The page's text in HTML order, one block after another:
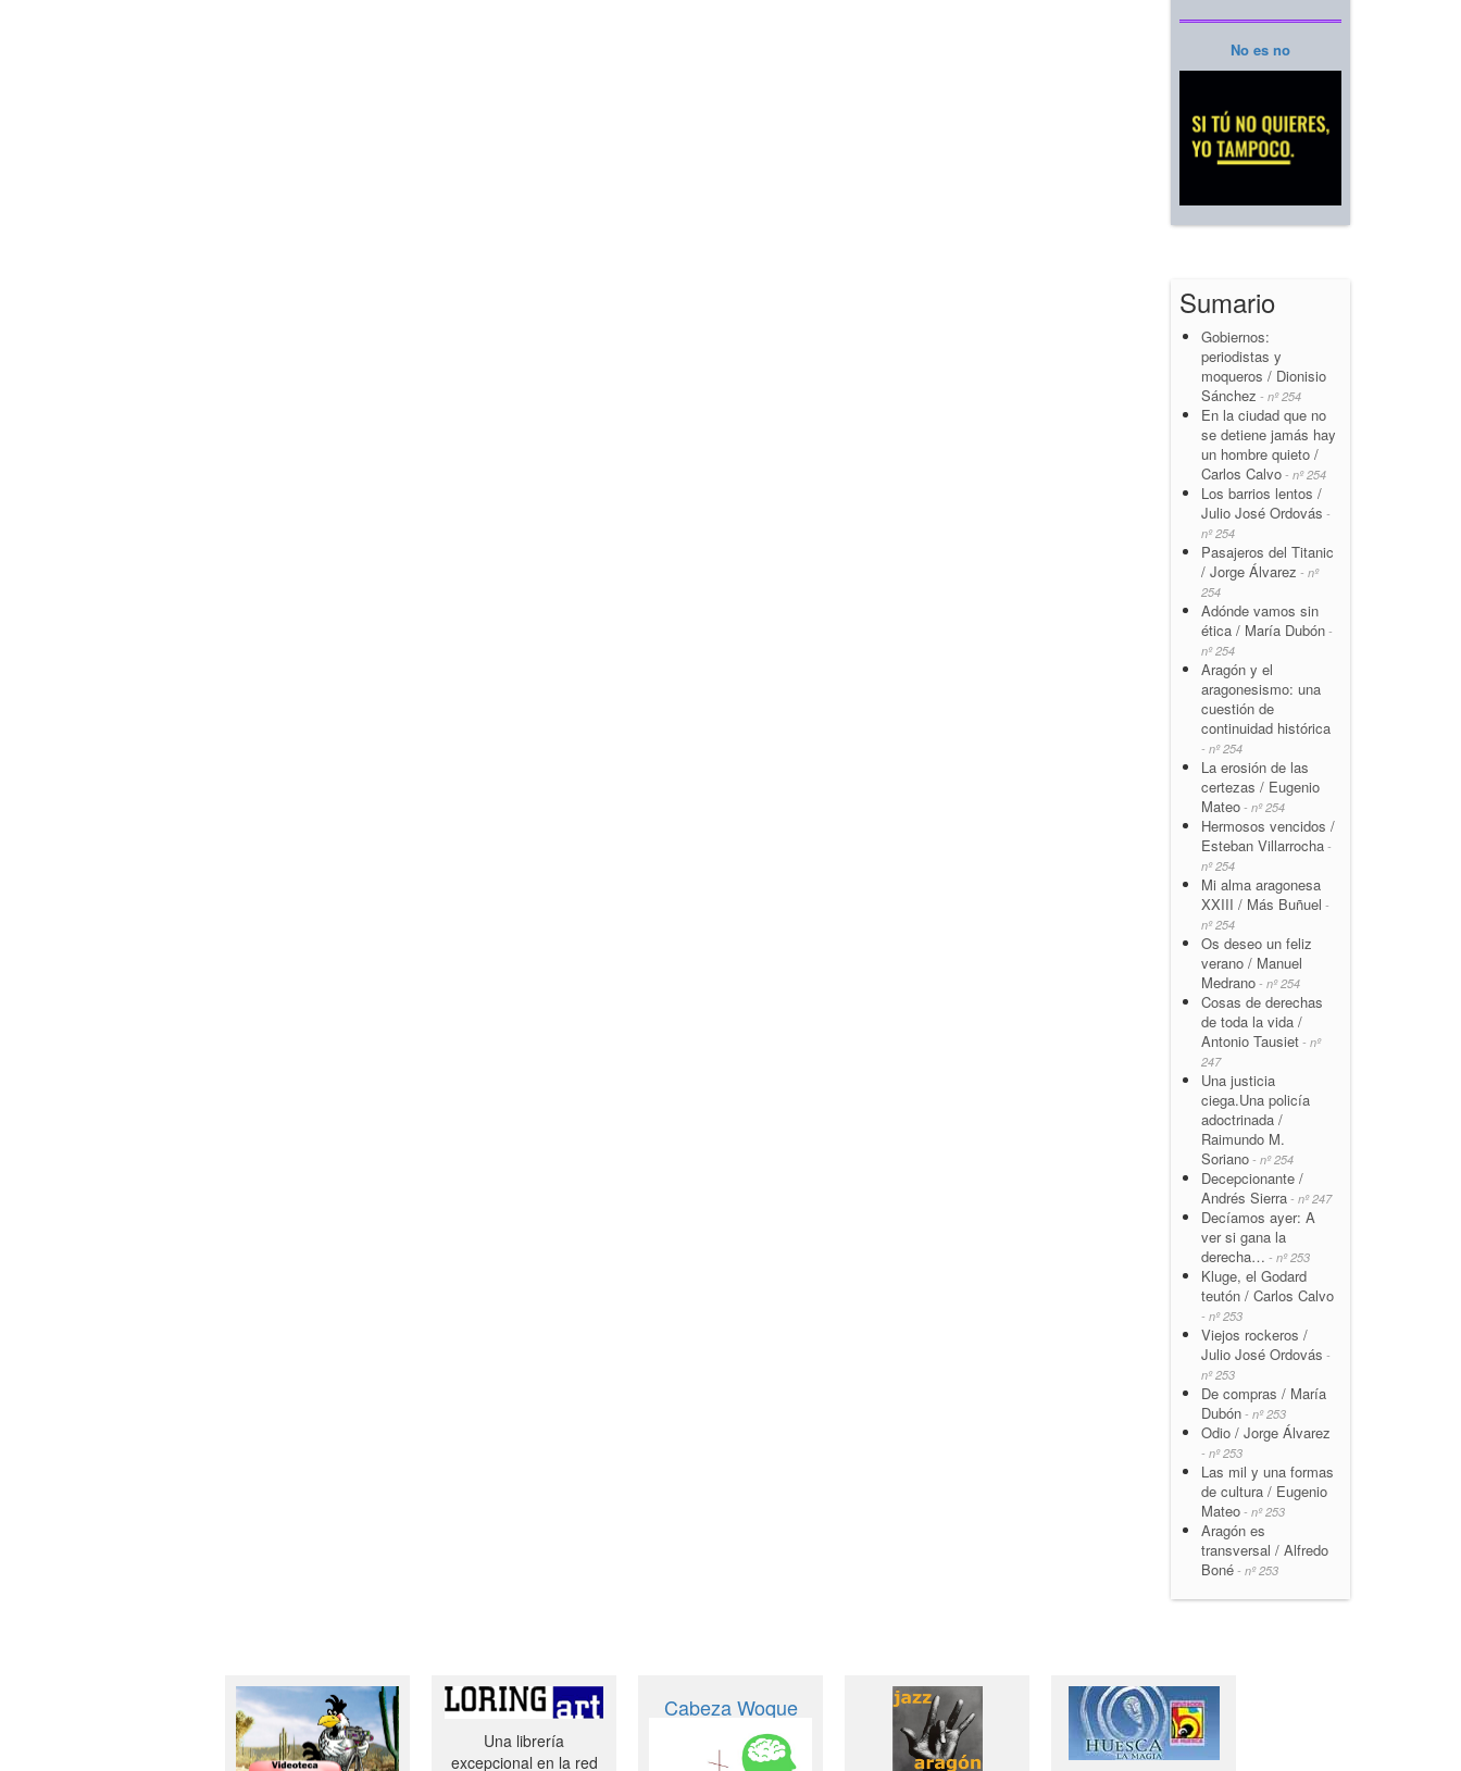
No es no
Sumario
Gobiernos:
periodistas y
moqueros / Dionisio
Sánchez - nº 254
En la ciudad que no
se detiene jamás hay
un hombre quieto /
Carlos Calvo - nº 254
Los barrios lentos /
Julio José Ordovás -
nº 254
Pasajeros del Titanic
/ Jorge Álvarez - nº
254
Adónde vamos sin
ética / María Dubón -
nº 254
Aragón y el
aragonesismo: una
cuestión de
continuidad histórica
- nº 254
La erosión de las
certezas / Eugenio
Mateo - nº 254
Hermosos vencidos /
Esteban Villarrocha -
nº 254
Mi alma aragonesa
XXIII / Más Buñuel -
nº 254
Os deseo un feliz
verano / Manuel
Medrano - nº 254
Cosas de derechas
de toda la vida /
Antonio Tausiet - nº
247
Una justicia
ciega.Una policía
adoctrinada /
Raimundo M.
Soriano - nº 254
Decepcionante /
Andrés Sierra - nº 247
Decíamos ayer: A
ver si gana la
derecha… - nº 253
Kluge, el Godard
teutón / Carlos Calvo
- nº 253
Viejos rockeros /
Julio José Ordovás -
nº 253
De compras / María
Dubón - nº 253
Odio / Jorge Álvarez
- nº 253
Las mil y una formas
de cultura / Eugenio
Mateo - nº 253
Aragón es
transversal / Alfredo
Boné - nº 253
Una librería
excepcional en la red
Cabeza Woque